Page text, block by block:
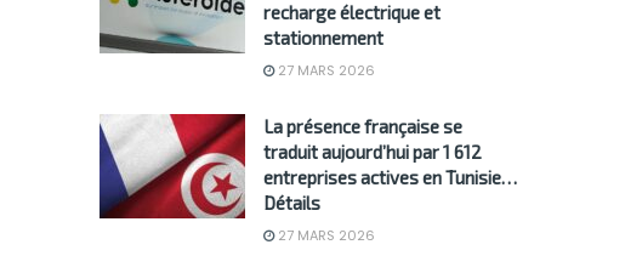
recharge électrique et
stationnement
27 MARS 2026
La présence française se
traduit aujourd’hui par 1 612
entreprises actives en Tunisie…
Détails
27 MARS 2026